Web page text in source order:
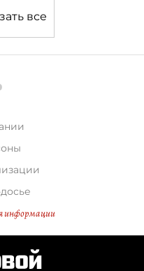
все
информации